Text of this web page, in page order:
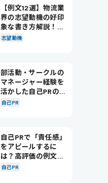
【例文12選】物流業
界の志望動機の好印
象な書き方解説！パ
ターン別の例文も紹
志望動機
部活動・サークルの
マネージャー経験を
活かした自己PRの書
き方を徹底解説！
自己PR
自己PRで「責任感」
をアピールするに
は？高評価の例文も
紹介！
自己PR